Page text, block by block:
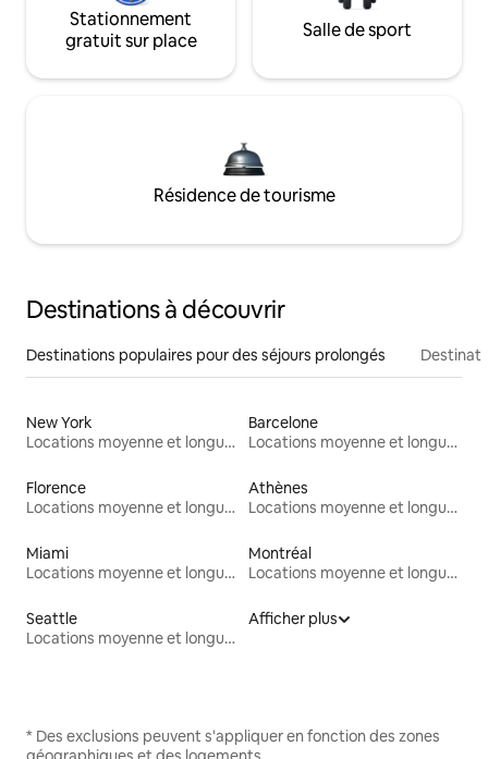
Stationnement
gratuit sur place
Salle de sport
Résidence de tourisme
Destinations à découvrir
Destinations populaires pour des séjours prolongés
New York
Locations moyenne et longue durée
Barcelone
Locations moyenne et longue durée
Florence
Locations moyenne et longue durée
Athènes
Locations moyenne et longue durée
Miami
Locations moyenne et longue durée
Montréal
Locations moyenne et longue durée
Seattle
Locations moyenne et longue durée
Afficher plus
* Des exclusions peuvent s'appliquer en fonction des zones